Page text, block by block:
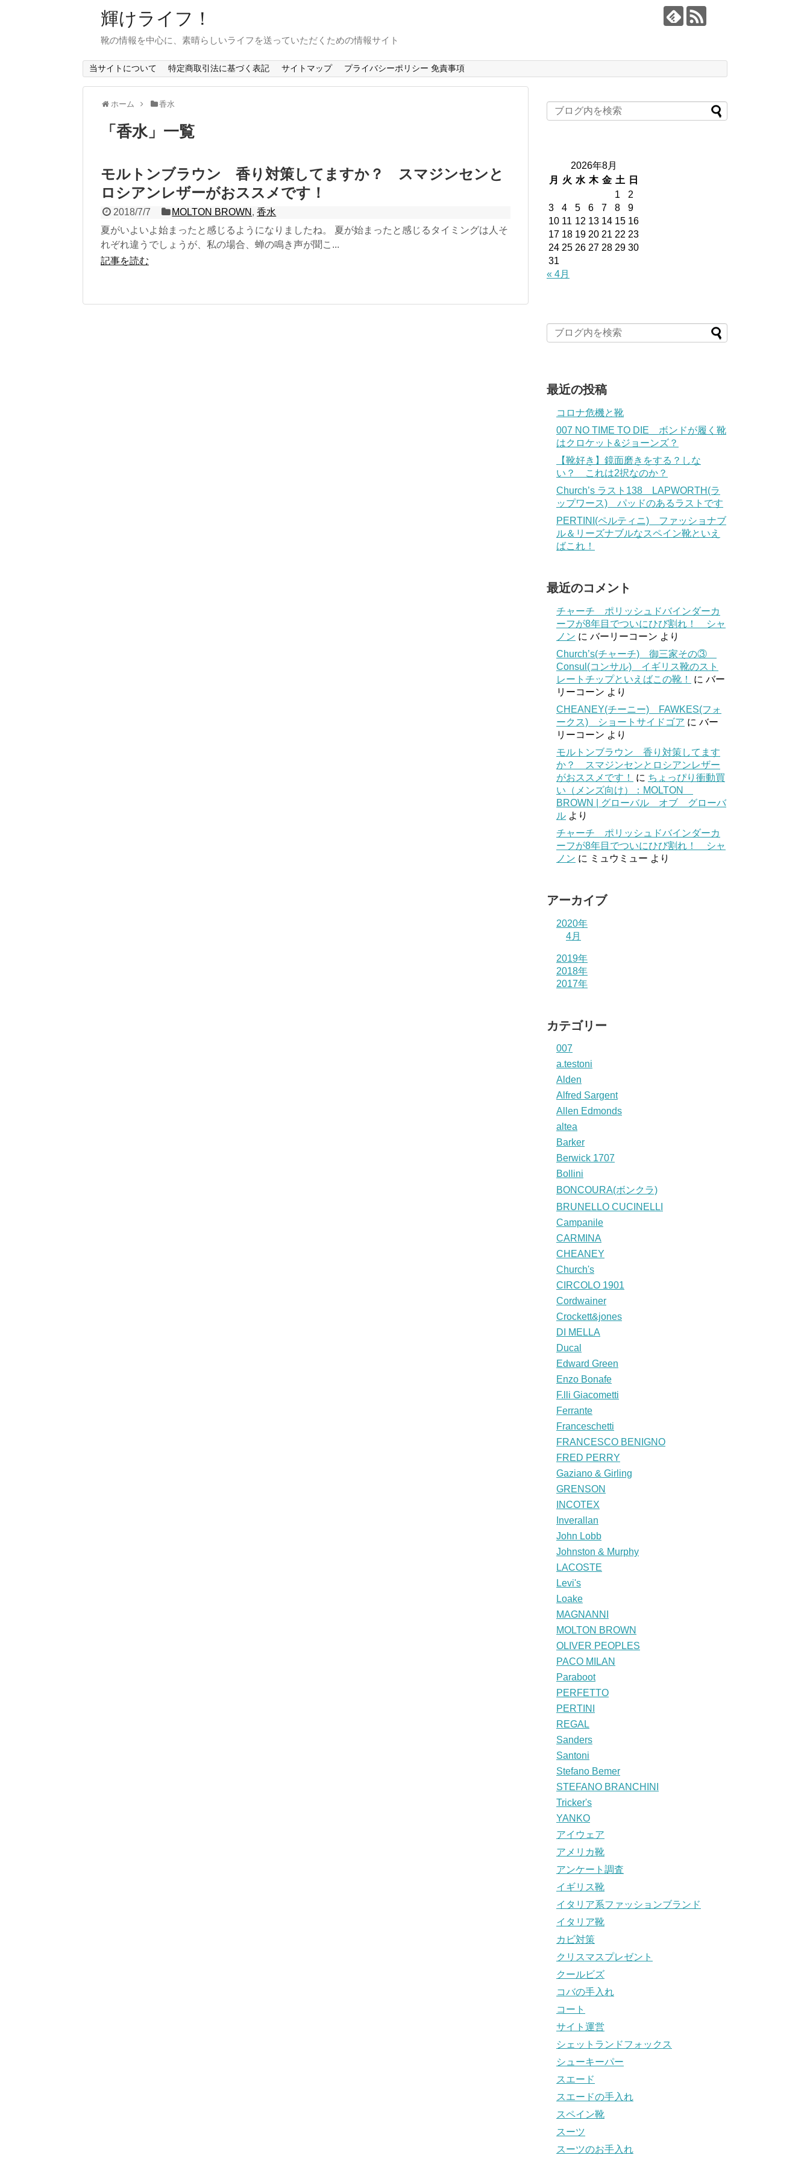
輝けライフ！
靴の情報を中心に、素晴らしいライフを送っていただくための情報サイト
当サイトについて 特定商取引法に基づく表記 サイトマップ プライバシーポリシー 免責事項
ホーム 香水
「 香水」 一覧
モルトンブラウン 香り対策してますか？ スマジンセンと
ロシアンレザーがおススメです！
2018/7/7 MOLTON BROWN ,香水
夏がいよいよ始まったと感じるようになりましたね。 夏が始まったと感じるタイミングは人そ
れぞれ違うでしょうが、私の場合、蝉の鳴き声が聞こ...
記事を読む
2026年8月
月
火 水 木 金 土
日
1
2
3
4 5 6 7 8
9
10 11 12 13 14 15 16
17 18 19 20 21 22 23
24 25 26 27 28 29 30
31
« 4月
最近の投稿
コロナ危機と靴
007 NO TIME TO DIE ボンドが履く靴
はクロケット&ジョーンズ？
【靴好き】鏡面磨きをする？しな
い？ これは2択なのか？
Church’s ラスト138 LAPWORTH(ラ
ップワース) パッドのあるラストです
PERTINI(ペルティニ) ファッショナブ
ル＆リーズナブルなスペイン靴といえ
ばこれ！
最近のコメント
チャーチ ポリッシュドバインダーカ
ーフが8年目でついにひび割れ！ シャ
ノン に バーリーコーン より
Church’s(チャーチ) 御三家その③
Consul(コンサル) イギリス靴のスト
レートチップといえばこの靴！
に バー
リーコーン より
CHEANEY(チーニー) FAWKES(フォ
ークス) ショートサイドゴア に バー
リーコーン より
モルトンブラウン 香り対策してます
か？ スマジンセンとロシアンレザー
がおススメです！
に ちょっぴり衝動買
い（メンズ向け）：MOLTON
BROWN | グローバル オブ グローバ
ル より
チャーチ ポリッシュドバインダーカ
ーフが8年目でついにひび割れ！ シャ
ノン に ミュウミュー より
アーカイブ
2020年
4月
2019年
2018年
2017年
カテゴリー
007
a.testoni
Alden
Alfred Sargent
Allen Edmonds
altea
Barker
Berwick 1707
Bollini
BONCOURA(ボンクラ)
BRUNELLO CUCINELLI
Campanile
CARMINA
CHEANEY
Church's
CIRCOLO 1901
Cordwainer
Crockett&jones
DI MELLA
Ducal
Edward Green
Enzo Bonafe
F.lli Giacometti
Ferrante
Franceschetti
FRANCESCO BENIGNO
FRED PERRY
Gaziano & Girling
GRENSON
INCOTEX
Inverallan
John Lobb
Johnston & Murphy
LACOSTE
Levi's
Loake
MAGNANNI
MOLTON BROWN
OLIVER PEOPLES
PACO MILAN
Paraboot
PERFETTO
PERTINI
REGAL
Sanders
Santoni
Stefano Bemer
STEFANO BRANCHINI
Tricker's
YANKO
アイウェア
アメリカ靴
アンケート調査
イギリス靴
イタリア系ファッションブランド
イタリア靴
カビ対策
クリスマスプレゼント
クールビズ
コバの手入れ
コート
サイト運営
シェットランドフォックス
シューキーパー
スエード
スエードの手入れ
スペイン靴
スーツ
スーツのお手入れ